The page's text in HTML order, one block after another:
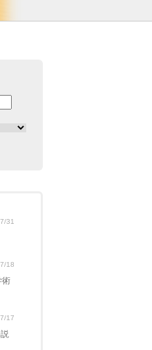
31
18
術
17